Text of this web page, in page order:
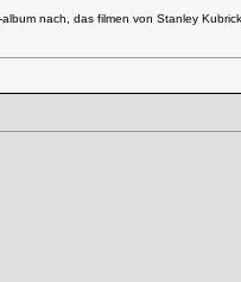
nach, das filmen von Stanley